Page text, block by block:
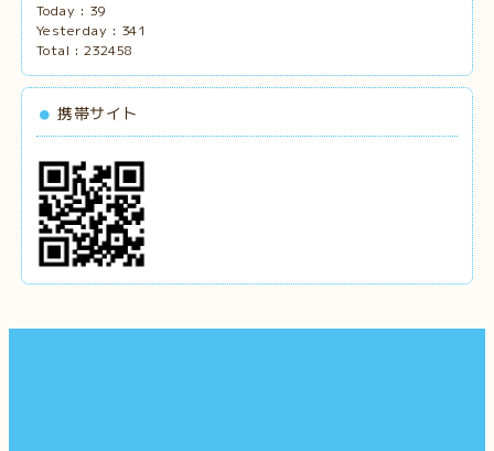
Today : 39
Yesterday : 341
Total : 232458
携帯サイト